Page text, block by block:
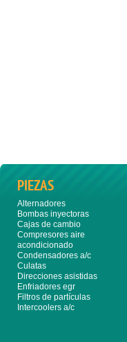
PIEZAS
Alternadores
Bombas inyectoras
Cajas de cambio
Compresores aire
acondicionado
Condensadores a/c
Culatas
Direcciones asistidas
Enfriadores egr
Filtros de partículas
Intercoolers a/c